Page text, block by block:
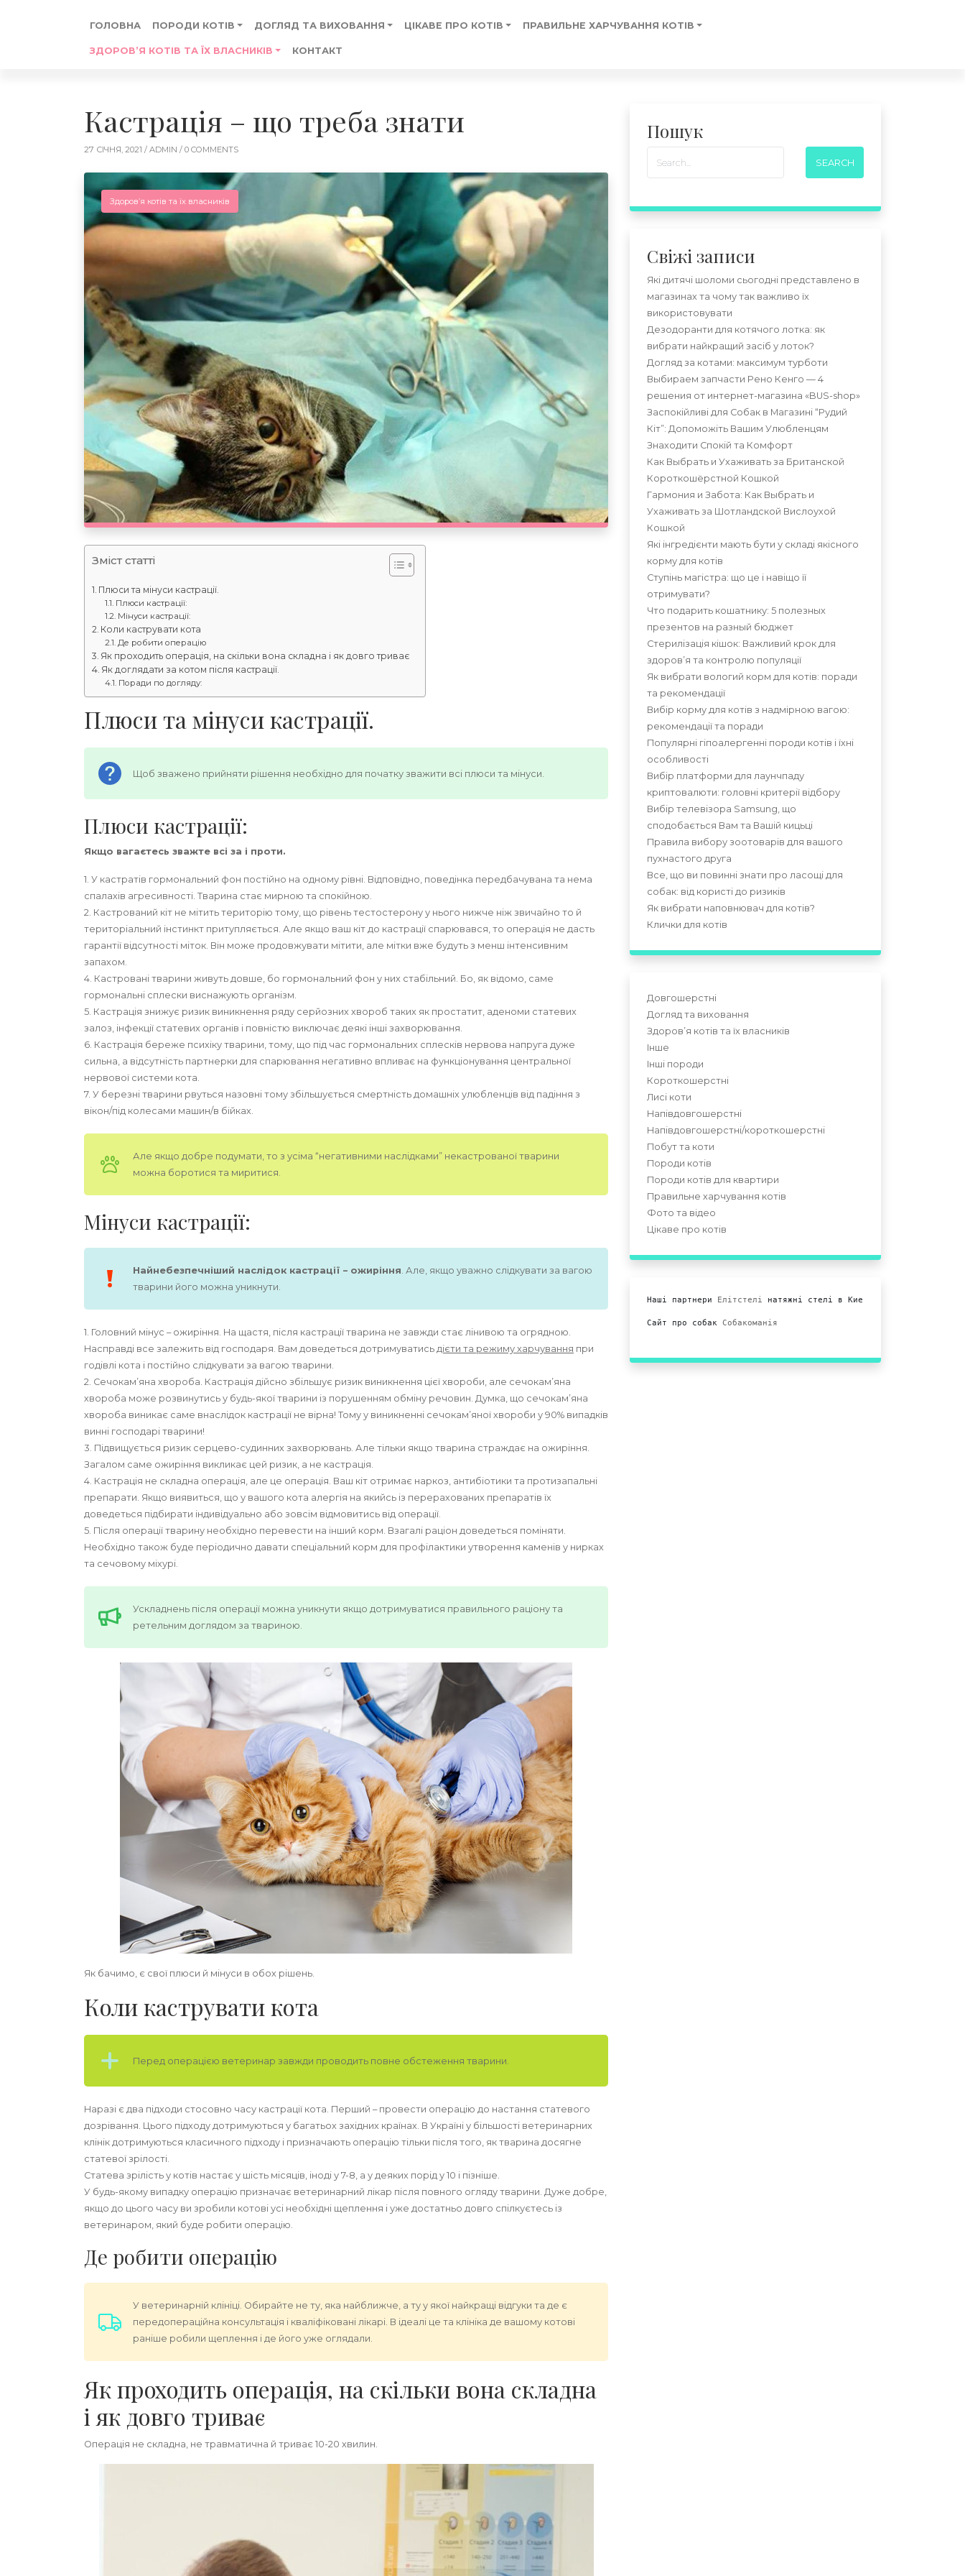
ГОЛОВНА ПОРОДИ КОТІВ ДОГЛЯД ТА ВИХОВАННЯ ЦІКАВЕ ПРО КОТІВ ПРАВИЛЬНЕ ХАРЧУВАННЯ КОТІВ
ЗДОРОВ’Я КОТІВ ТА ЇХ ВЛАСНИКІВ КОНТАКТ
Кастрація – що треба знати
27 СІЧНЯ, 2021 / ADMIN / 0 COMMENTS
Здоров’я котів та їх власників
Зміст статті
Плюси та мінуси кастрації.
Плюси кастрації:
Мінуси кастрації:
Коли каструвати кота
Де робити операцію
Як проходить операція, на скільки вона складна і як довго триває
Як доглядати за котом після кастрації.
Поради по догляду:
Плюси та мінуси кастрації.
Щоб зважено прийняти рішення необхідно для початку зважити всі плюси та мінуси.
Плюси кастрації:
Якщо вагаєтесь зважте всі за і проти.
1. У кастратів гормональний фон постійно на одному рівні. Відповідно, поведінка передбачувана та нема
спалахів агресивності. Тварина стає мирною та спокійною.
2. Кастрований кіт не мітить територію тому, що рівень тестостерону у нього нижче ніж звичайно то й
територіальний інстинкт притупляється. Але якщо ваш кіт до кастрації спарювався, то операція не дасть
гарантії відсутності міток. Він може продовжувати мітити, але мітки вже будуть з менш інтенсивним
запахом.
4. Кастровані тварини живуть довше, бо гормональний фон у них стабільний. Бо, як відомо, саме
гормональні сплески виснажують організм.
5. Кастрація знижує ризик виникнення ряду серйозних хвороб таких як простатит, аденоми статевих
залоз, інфекції статевих органів і повністю виключає деякі інші захворювання.
6. Кастрація береже психіку тварини, тому, що під час гормональних сплесків нервова напруга дуже
сильна, а відсутність партнерки для спарювання негативно впливає на функціонування центральної
нервової системи кота.
7. У березні тварини рвуться назовні тому збільшується смертність домашніх улюбленців від падіння з
вікон/під колесами машин/в бійках.
Але якщо добре подумати, то з усіма “негативними наслідками” некастрованої тварини
можна боротися та миритися.
Мінуси кастрації:
Найнебезпечніший наслідок кастрації – ожиріння. Але, якщо уважно слідкувати за вагою
тварини його можна уникнути.
1. Головний мінус – ожиріння. На щастя, після кастрації тварина не завжди стає лінивою та огрядною.
Насправді все залежить від господаря. Вам доведеться дотримуватись дієти та режиму харчування при
годівлі кота і постійно слідкувати за вагою тварини.
2. Сечокам’яна хвороба. Кастрація дійсно збільшує ризик виникнення цієї хвороби, але сечокам’яна
хвороба може розвинутись у будь-якої тварини із порушенням обміну речовин. Думка, що сечокам’яна
хвороба виникає саме внаслідок кастрації не вірна! Тому у виникненні сечокам’яної хвороби у 90% випадків
винні господарі тварини!
3. Підвищується ризик серцево-судинних захворювань. Але тільки якщо тварина страждає на ожиріння.
Загалом саме ожиріння викликає цей ризик, а не кастрація.
4. Кастрація не складна операція, але це операція. Ваш кіт отримає наркоз, антибіотики та протизапальні
препарати. Якщо виявиться, що у вашого кота алергія на якийсь із перерахованих препаратів їх
доведеться підбирати індивідуально або зовсім відмовитись від операції.
5. Після операції тварину необхідно перевести на інший корм. Взагалі раціон доведеться поміняти.
Необхідно також буде періодично давати спеціальний корм для профілактики утворення каменів у нирках
та сечовому міхурі.
Ускладнень після операції можна уникнути якщо дотримуватися правильного раціону та
ретельним доглядом за твариною.
Як бачимо, є свої плюси й мінуси в обох рішень.
Коли каструвати кота
Перед операцією ветеринар завжди проводить повне обстеження тварини.
Наразі є два підходи стосовно часу кастрації кота. Перший – провести операцію до настання статевого
дозрівання. Цього підходу дотримуються у багатьох західних країнах. В Україні у більшості ветеринарних
клінік дотримуються класичного підходу і призначають операцію тільки після того, як тварина досягне
статевої зрілості.
Статева зрілість у котів настає у шість місяців, іноді у 7-8, а у деяких порід у 10 і пізніше.
У будь-якому випадку операцію призначає ветеринарний лікар після повного огляду тварини. Дуже добре,
якщо до цього часу ви зробили котові усі необхідні щеплення і уже достатньо довго спілкуєтесь із
ветеринаром, який буде робити операцію.
Де робити операцію
У ветеринарній клініці. Обирайте не ту, яка найближче, а ту у якої найкращі відгуки та де є
передопераційна консультація і кваліфіковані лікарі. В ідеалі це та клініка де вашому котові
раніше робили щеплення і де його уже оглядали.
Як проходить операція, на скільки вона складна
і як довго триває
Операція не складна, не травматична й триває 10-20 хвилин.
Пошук
Свіжі записи
Які дитячі шоломи сьогодні представлено в
магазинах та чому так важливо їх
використовувати
Дезодоранти для котячого лотка: як
вибрати найкращий засіб у лоток?
Догляд за котами: максимум турботи
Выбираем запчасти Рено Кенго — 4
решения от интернет-магазина «BUS-shop»
Заспокійливі для Собак в Магазині “Рудий
Кіт”: Допоможіть Вашим Улюбленцям
Знаходити Спокій та Комфорт
Как Выбрать и Ухаживать за Британской
Короткошёрстной Кошкой
Гармония и Забота: Как Выбрать и
Ухаживать за Шотландской Вислоухой
Кошкой
Які інгредієнти мають бути у складі якісного
корму для котів
Ступінь магістра: що це і навіщо її
отримувати?
Что подарить кошатнику: 5 полезных
презентов на разный бюджет
Стерилізація кішок: Важливий крок для
здоров’я та контролю популяції
Як вибрати вологий корм для котів: поради
та рекомендації
Вибір корму для котів з надмірною вагою:
рекомендації та поради
Популярні гіпоалергенні породи котів і їхні
особливості
Вибір платформи для лаунчпаду
криптовалюти: головні критерії відбору
Вибір телевізора Samsung, що
сподобається Вам та Вашій кицьці
Правила вибору зоотоварів для вашого
пухнастого друга
Все, що ви повинні знати про ласощі для
собак: від користі до ризиків
Як вибрати наповнювач для котів?
Клички для котів
Довгошерстні
Догляд та виховання
Здоров’я котів та їх власників
Інше
Інші породи
Короткошерстні
Лисі коти
Напівдовгошерстні
Напівдовгошерстні/короткошерстні
Побут та коти
Породи котів
Породи котів для квартири
Правильне харчування котів
Фото та відео
Цікаве про котів
Наші партнери Елітстелі натяжні стелі в Киеві.
Сайт про собак Собакоманія